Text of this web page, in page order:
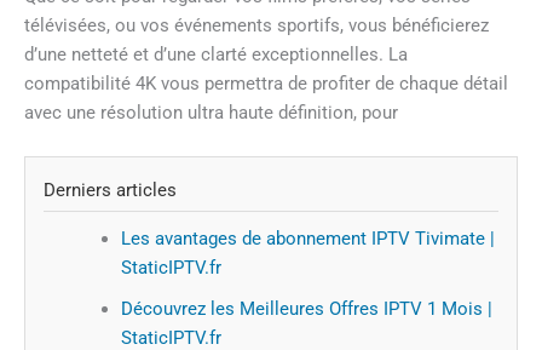
télévisées, ou vos événements sportifs, vous bénéficierez
d’une netteté et d’une clarté exceptionnelles. La
compatibilité 4K vous permettra de profiter de chaque détail
avec une résolution ultra haute définition, pour
Derniers articles
Les avantages de abonnement IPTV Tivimate |
StaticIPTV.fr
Découvrez les Meilleures Offres IPTV 1 Mois |
StaticIPTV.fr